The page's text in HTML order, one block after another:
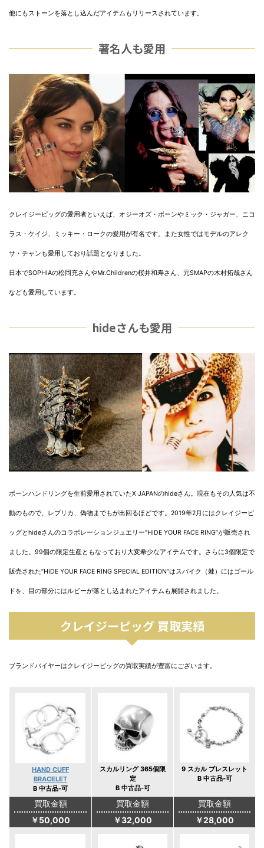
他にもストーンを落とし込んだアイテムもリリースされています。
著名人も愛用
クレイジーピッグの愛用者といえば、オジーオズ・ボーンやミック・ジャガー、ニコ
ラス・ケイジ、ミッキー・ロークの愛用が有名です。また女性ではモデルのアレク
サ・チャンも愛用しており話題となりました。
日本でSOPHIAの松岡充さんやMr.Childrenの桜井和寿さん、元SMAPの木村拓哉さん
なども愛用しています。
hideさんも愛用
ボーンハンドリングを生前愛用されていたX JAPANのhideさん。現在もその人気は不
動のもので、レプリカ、偽物までもが出回るほどです。2019年2月にはクレイジーピ
ッグとhideさんのコラボレーションジュエリー”HIDE YOUR FACE RING”が販売され
ました。99個の限定生産ともなっており大変希少なアイテムです。さらに3個限定で
販売された”HIDE YOUR FACE RING SPECIAL EDITION”はスパイク（棘）にはゴール
ドを、目の部分にはルビーが落とし込まれたアイテムも展開されました。
クレイジーピッグ 買取実績
ブランドバイヤーはクレイジーピッグの買取実績が豊富にございます。
HAND CUFF
BRACELET
B 中古品-可
スカルリング 365個限
定
B 中古品-可
9 スカル ブレスレット
B 中古品‐可
買取金額
￥50,000
買取金額
￥32,000
買取金額
￥28,000